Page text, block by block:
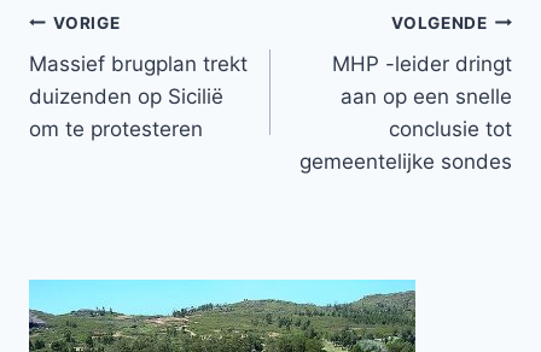
Bericht
navigatie
VORIGE
Massief brugplan trekt
duizenden op Sicilië
om te protesteren
VOLGENDE
MHP -leider dringt
aan op een snelle
conclusie tot
gemeentelijke sondes